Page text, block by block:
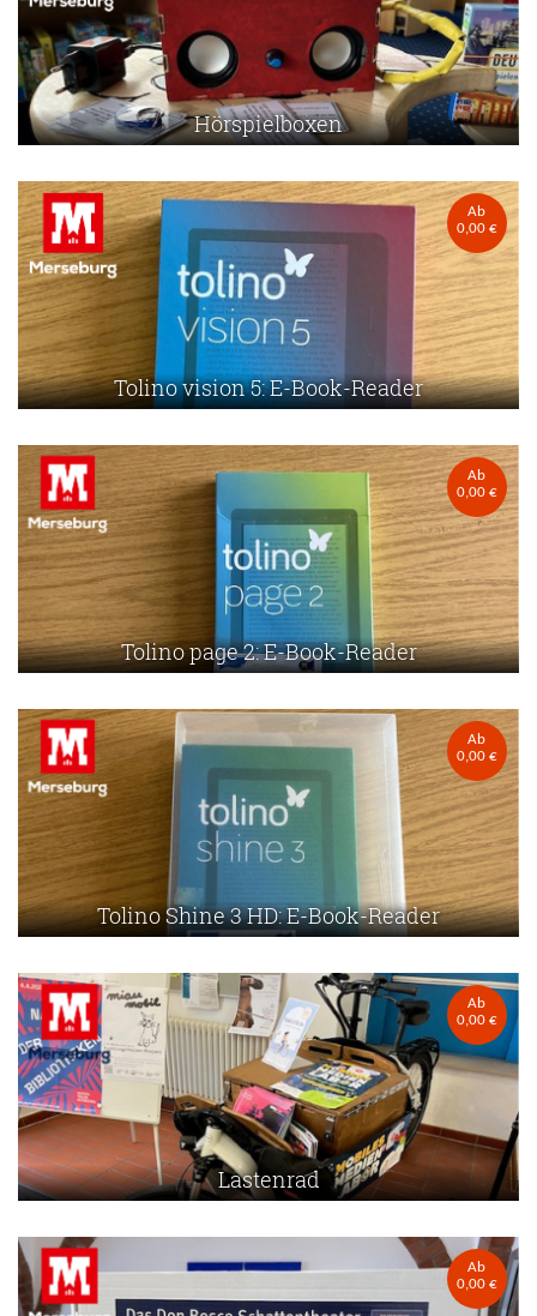
Hörspielboxen
Tolino vision 5: E-Book-Reader
Ab
0,00 €
Tolino page 2: E-Book-Reader
Ab
0,00 €
Tolino Shine 3 HD: E-Book-Reader
Ab
0,00 €
Lastenrad
Ab
0,00 €
Ab
0,00 €